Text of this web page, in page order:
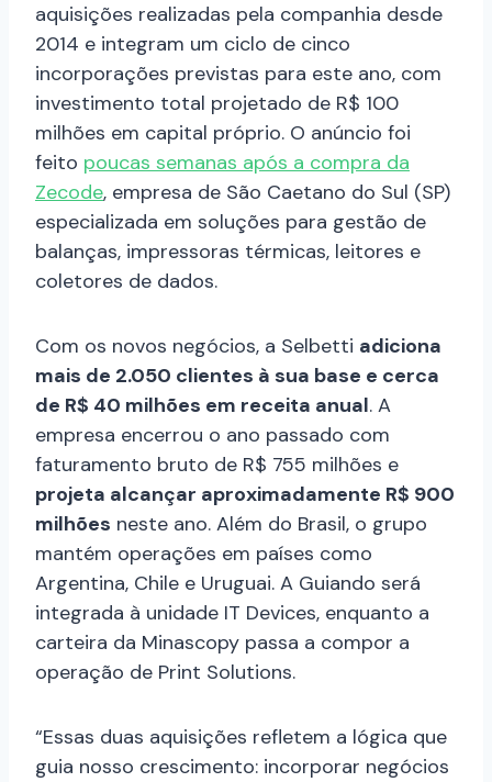
aquisições realizadas pela companhia desde
2014 e integram um ciclo de cinco
incorporações previstas para este ano, com
investimento total projetado de R$ 100
milhões em capital próprio. O anúncio foi
feito poucas semanas após a compra da
Zecode, empresa de São Caetano do Sul (SP)
especializada em soluções para gestão de
balanças, impressoras térmicas, leitores e
coletores de dados.
Com os novos negócios, a Selbetti adiciona
mais de 2.050 clientes à sua base e cerca
de R$ 40 milhões em receita anual. A
empresa encerrou o ano passado com
faturamento bruto de R$ 755 milhões e
projeta alcançar aproximadamente R$ 900
milhões neste ano. Além do Brasil, o grupo
mantém operações em países como
Argentina, Chile e Uruguai. A Guiando será
integrada à unidade IT Devices, enquanto a
carteira da Minascopy passa a compor a
operação de Print Solutions.
“Essas duas aquisições refletem a lógica que
guia nosso crescimento: incorporar negócios